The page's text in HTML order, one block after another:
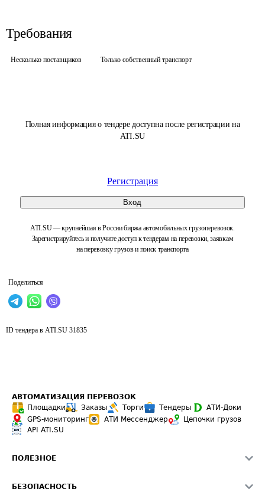
Полная информация о тендере доступна после регистрации на
ATI.SU
Регистрация
Вход
ATI.SU — крупнейшая в России биржа автомобильных грузоперевозок.
Зарегистрируйтесь и получите доступ к тендерам на перевозки, заявкам
на перевозку грузов и поиск транспорта
Поделиться
Требования
Несколько поставщиков Только собственный транспорт
ID тендера в ATI.SU 31835
АВТОМАТИЗАЦИЯ ПЕРЕВОЗОК
Площадки
Заказы Торги Тендеры
АТИ-Доки
GPS-мониторинг
АТИ Мессенджер
Цепочки грузов
API ATI.SU
ПОЛЕЗНОЕ
БЕЗОПАСНОСТЬ